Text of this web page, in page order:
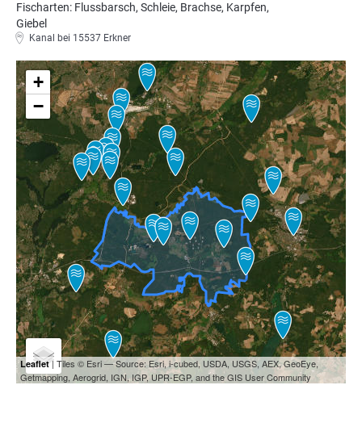
Fischarten: Flussbarsch, Schleie, Brachse, Karpfen,
Giebel
Kanal bei 15537 Erkner
+
−
Leaflet| Tiles © Esri — Source: Esri, i-cubed, USDA, USGS, AEX, GeoEye,
Getmapping, Aerogrid, IGN, IGP, UPR-EGP, and the GIS User Community